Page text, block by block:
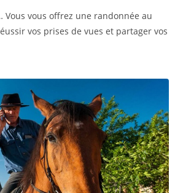
Vous vous offrez une randonnée au
vos prises de vues et partager vos